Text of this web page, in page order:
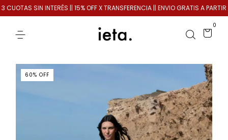
SIN INTERÉS || 15% OFF X TRANSFERENCIA || ENVIO GRATIS A PARTIR DE
0
60% OFF